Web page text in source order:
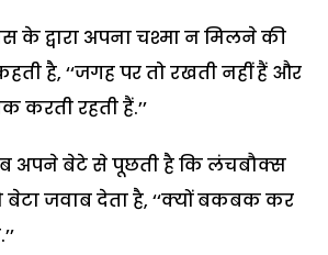
के द्वारा अपना चश्मा न मिलने की
है, ‘‘जगह पर तो रखती नहीं हैं और
करती रहती हैं.’’
अपने बेटे से पूछती है कि लंचबौक्स
जवाब देता है, ‘‘क्यों बकबक कर